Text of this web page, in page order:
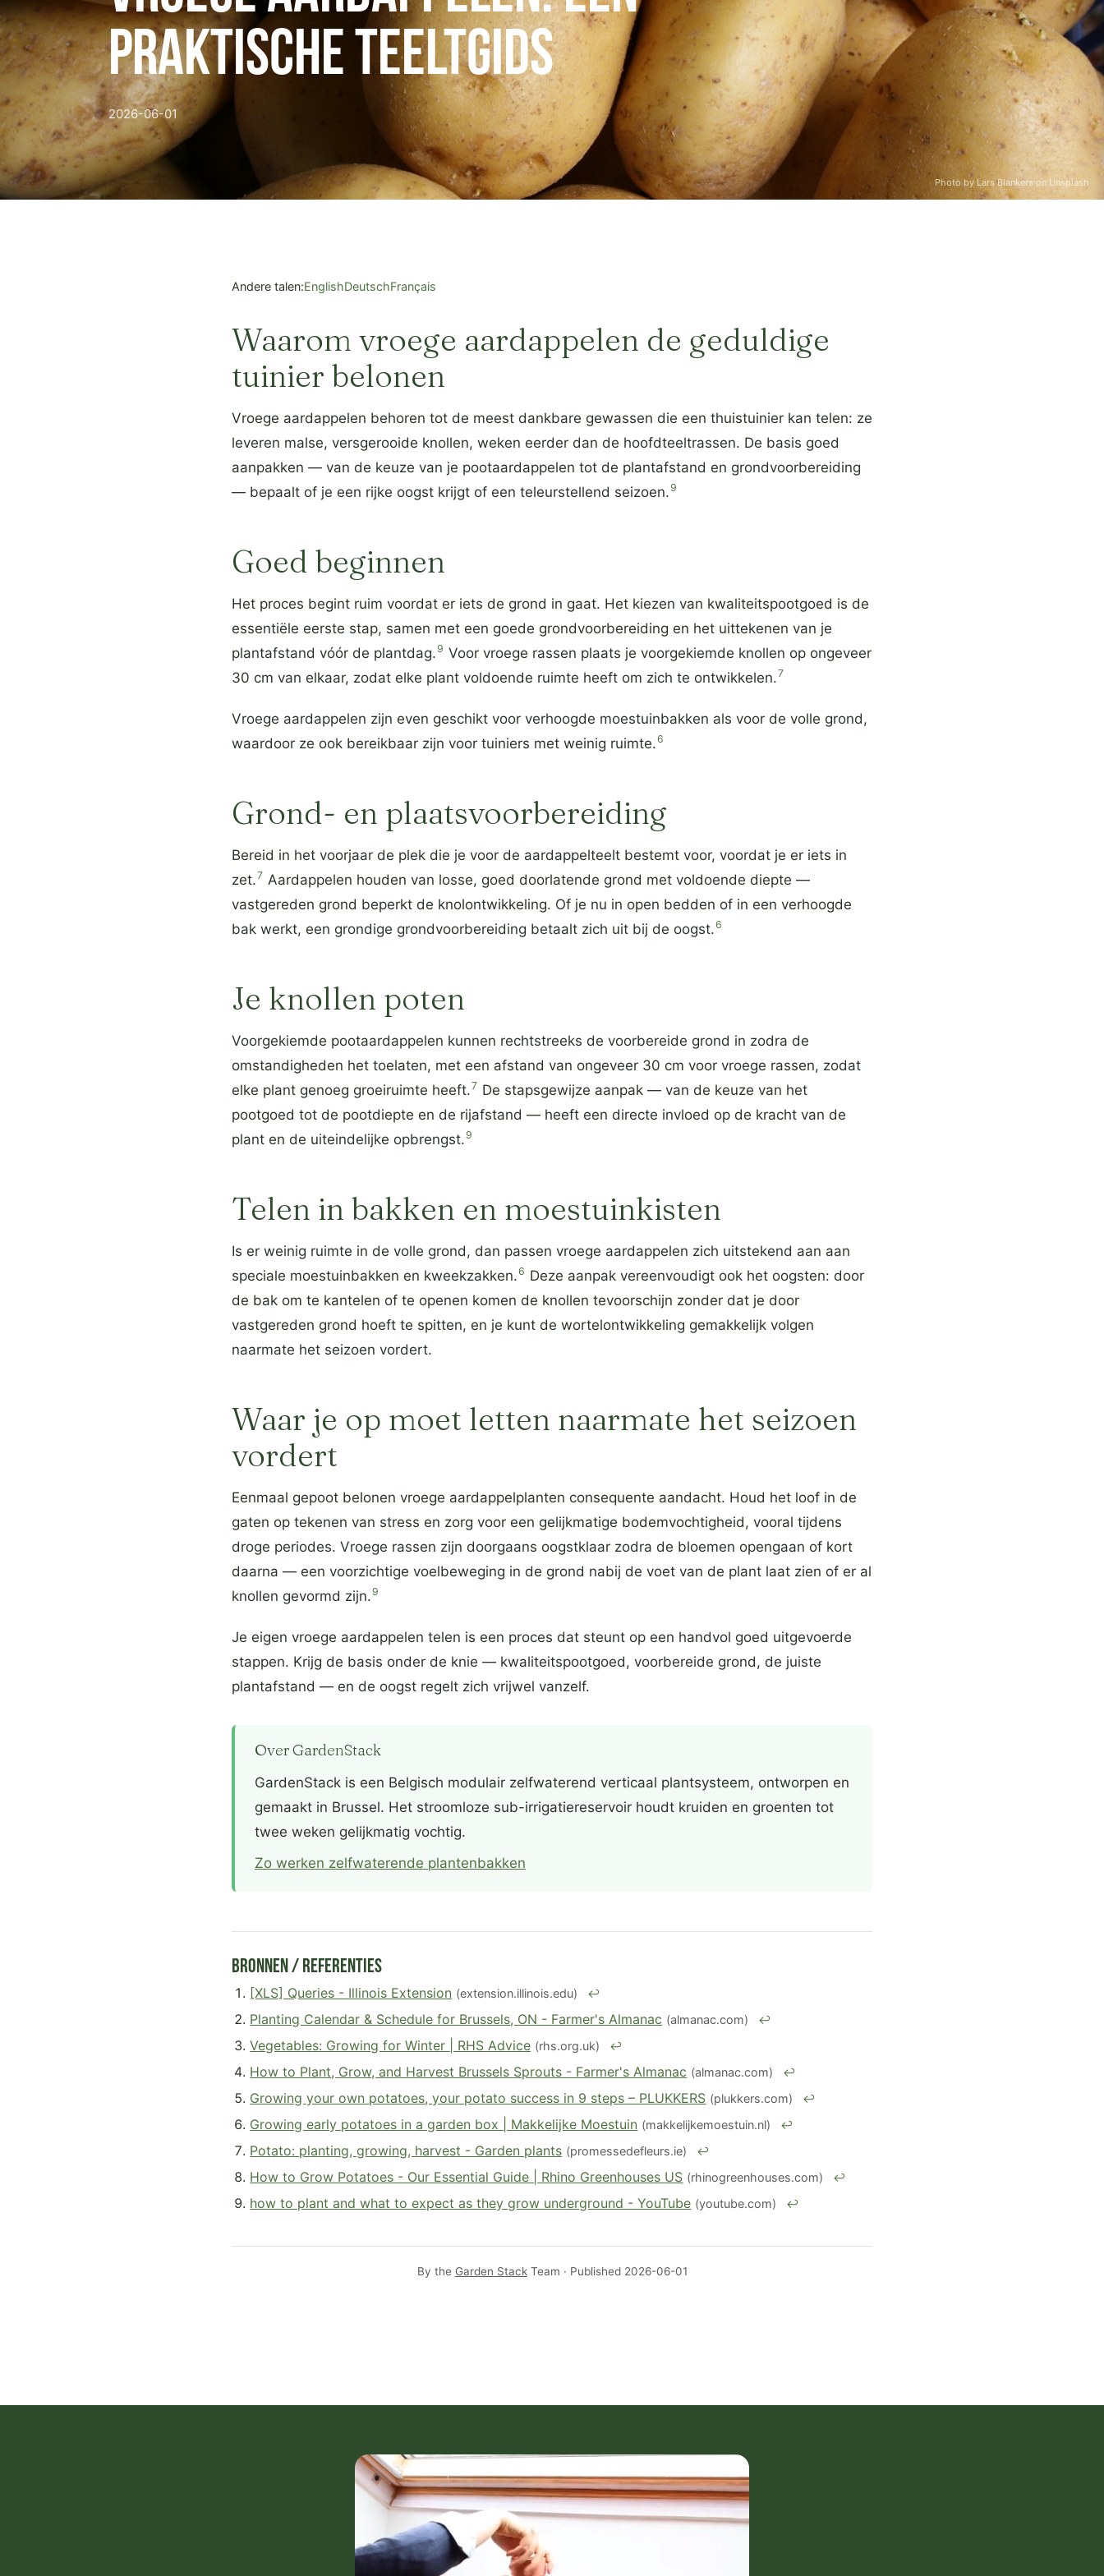
praktische teeltgids
2026-06-01
Photo by Lars Blankers on Unsplash
Andere talen:EnglishDeutschFrançais
Waarom vroege aardappelen de geduldige
tuinier belonen
Vroege aardappelen behoren tot de meest dankbare gewassen die een thuistuinier kan telen: ze
leveren malse, versgerooide knollen, weken eerder dan de hoofdteeltrassen. De basis goed
aanpakken — van de keuze van je pootaardappelen tot de plantafstand en grondvoorbereiding
— bepaalt of je een rijke oogst krijgt of een teleurstellend seizoen.9
Goed beginnen
Het proces begint ruim voordat er iets de grond in gaat. Het kiezen van kwaliteitspootgoed is de
essentiële eerste stap, samen met een goede grondvoorbereiding en het uittekenen van je
plantafstand vóór de plantdag.9 Voor vroege rassen plaats je voorgekiemde knollen op ongeveer
30 cm van elkaar, zodat elke plant voldoende ruimte heeft om zich te ontwikkelen.7
Vroege aardappelen zijn even geschikt voor verhoogde moestuinbakken als voor de volle grond,
waardoor ze ook bereikbaar zijn voor tuiniers met weinig ruimte.6
Grond- en plaatsvoorbereiding
Bereid in het voorjaar de plek die je voor de aardappelteelt bestemt voor, voordat je er iets in
zet.7 Aardappelen houden van losse, goed doorlatende grond met voldoende diepte —
vastgereden grond beperkt de knolontwikkeling. Of je nu in open bedden of in een verhoogde
bak werkt, een grondige grondvoorbereiding betaalt zich uit bij de oogst.6
Je knollen poten
Voorgekiemde pootaardappelen kunnen rechtstreeks de voorbereide grond in zodra de
omstandigheden het toelaten, met een afstand van ongeveer 30 cm voor vroege rassen, zodat
elke plant genoeg groeiruimte heeft.7 De stapsgewijze aanpak — van de keuze van het
pootgoed tot de pootdiepte en de rijafstand — heeft een directe invloed op de kracht van de
plant en de uiteindelijke opbrengst.9
Telen in bakken en moestuinkisten
Is er weinig ruimte in de volle grond, dan passen vroege aardappelen zich uitstekend aan aan
speciale moestuinbakken en kweekzakken.6 Deze aanpak vereenvoudigt ook het oogsten: door
de bak om te kantelen of te openen komen de knollen tevoorschijn zonder dat je door
vastgereden grond hoeft te spitten, en je kunt de wortelontwikkeling gemakkelijk volgen
naarmate het seizoen vordert.
Waar je op moet letten naarmate het seizoen
vordert
Eenmaal gepoot belonen vroege aardappelplanten consequente aandacht. Houd het loof in de
gaten op tekenen van stress en zorg voor een gelijkmatige bodemvochtigheid, vooral tijdens
droge periodes. Vroege rassen zijn doorgaans oogstklaar zodra de bloemen opengaan of kort
daarna — een voorzichtige voelbeweging in de grond nabij de voet van de plant laat zien of er al
knollen gevormd zijn.9
Je eigen vroege aardappelen telen is een proces dat steunt op een handvol goed uitgevoerde
stappen. Krijg de basis onder de knie — kwaliteitspootgoed, voorbereide grond, de juiste
plantafstand — en de oogst regelt zich vrijwel vanzelf.
Over GardenStack
GardenStack is een Belgisch modulair zelfwaterend verticaal plantsysteem, ontworpen en
gemaakt in Brussel. Het stroomloze sub-irrigatiereservoir houdt kruiden en groenten tot
twee weken gelijkmatig vochtig.
Zo werken zelfwaterende plantenbakken
Bronnen / Referenties
[XLS] Queries - Illinois Extension (extension.illinois.edu) ↩
Planting Calendar & Schedule for Brussels, ON - Farmer's Almanac (almanac.com) ↩
Vegetables: Growing for Winter | RHS Advice (rhs.org.uk) ↩
How to Plant, Grow, and Harvest Brussels Sprouts - Farmer's Almanac (almanac.com) ↩
Growing your own potatoes, your potato success in 9 steps – PLUKKERS (plukkers.com) ↩
Growing early potatoes in a garden box | Makkelijke Moestuin (makkelijkemoestuin.nl) ↩
Potato: planting, growing, harvest - Garden plants (promessedefleurs.ie) ↩
How to Grow Potatoes - Our Essential Guide | Rhino Greenhouses US (rhinogreenhouses.com) ↩
how to plant and what to expect as they grow underground - YouTube (youtube.com) ↩
By the Garden StackTeam · Published 2026-06-01